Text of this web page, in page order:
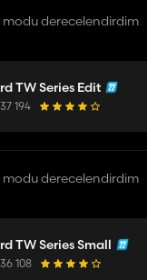
modu derecelendirdim
TW Series Edit
37 194
modu derecelendirdim
TW Series Small
36 108